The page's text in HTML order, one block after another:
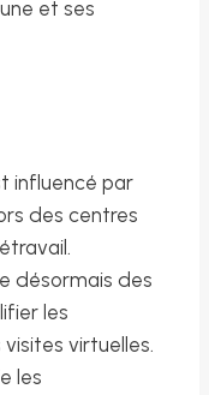
et ses
influencé par
des centres
désormais des
les
virtuelles.
les